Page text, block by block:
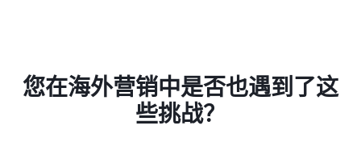
您在海外营销中是否也遇到了这
些挑战？